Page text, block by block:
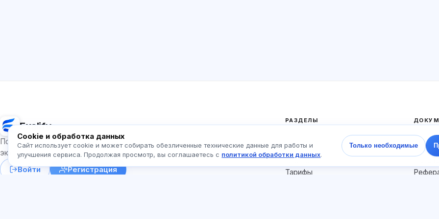
Exalify
Подготовка к международным языковым
экзаменам
Войти
Регистрация
РАЗДЕЛЫ
Тесты
Статьи
Тарифы
Cookie и обработка данных
Сайт использует cookie и может собирать обезличенные технические данные для работы и
улучшения сервиса. Продолжая просмотр, вы соглашаетесь с политикой обработки данных.
Только необходимые